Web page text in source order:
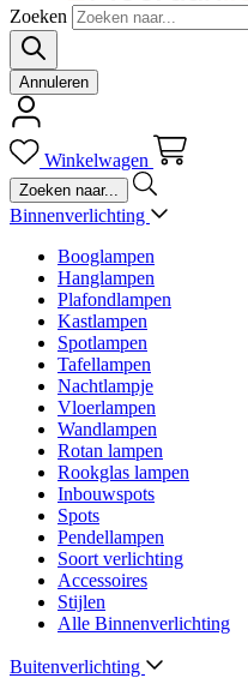
Zoeken
Annuleren
Winkelwagen
Binnenverlichting
Booglampen
Hanglampen
Plafondlampen
Kastlampen
Spotlampen
Tafellampen
Nachtlampje
Vloerlampen
Wandlampen
Rotan lampen
Rookglas lampen
Inbouwspots
Spots
Pendellampen
Soort verlichting
Accessoires
Stijlen
Alle Binnenverlichting
Buitenverlichting